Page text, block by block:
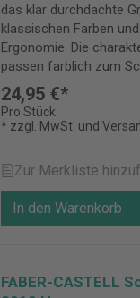
das klar durchdachte
klassischen Farben
Ergonomie. Die
passen farblich zum
24,95 €*
Pro Stück
* zzgl. MwSt. und
Zur Merkliste
In den Warenkorb
FABER-CASTELL